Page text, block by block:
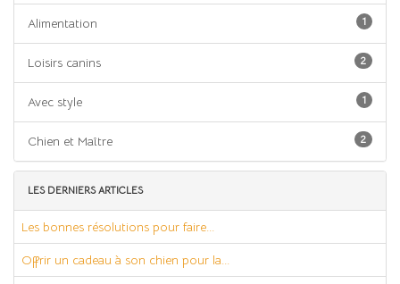
Alimentation 1
Loisirs canins 2
Avec style 1
Chien et Maître 2
LES DERNIERS ARTICLES
Les bonnes résolutions pour faire...
Offrir un cadeau à son chien pour la...